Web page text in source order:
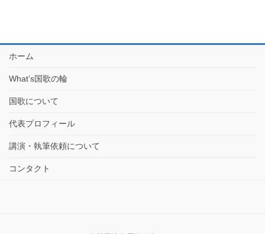
ホーム
What’s国歌の輪
国歌について
代表プロフィール
講演・執筆依頼について
コンタクト